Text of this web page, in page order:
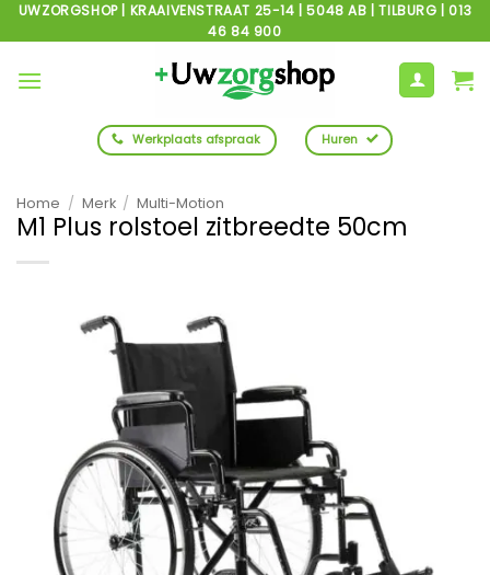
Ga
naar
inhoud
UWZORGSHOP | KRAAIVENSTRAAT 25-14 | 5048 AB | TILBURG | 013
46 84 900
Werkplaats afspraak Huren
Home / Merk / Multi-Motion
M1 Plus rolstoel zitbreedte 50cm